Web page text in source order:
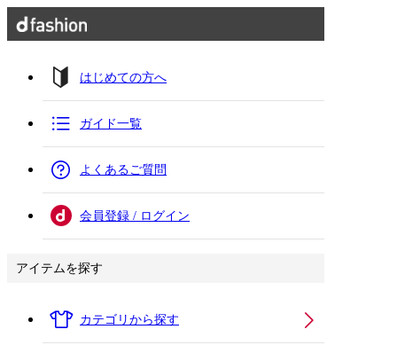
はじめての方へ
ガイド一覧
よくあるご質問
会員登録 / ログイン
アイテムを探す
カテゴリから探す